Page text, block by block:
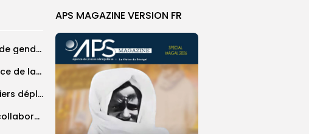
APS MAGAZINE VERSION FR
Grand Magal de Touba : une centaine de gendarmes mobilisés sur les...
Magal de Touba : l’appel à la prudence de la Police sur...
Magal de Touba : plus de 4.800 policiers déployés pour sécuriser les...
Sécurité routière : la SEGEA salue sa collaboration avec la gendarmerie, sur...